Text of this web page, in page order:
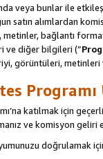
veya bunlar ile
satın alımlardan
bağlantı
ve diğer bilgileri (”
görüntüleri, metinleri
katılmak için
ve komisyon geliri
doğrulamak